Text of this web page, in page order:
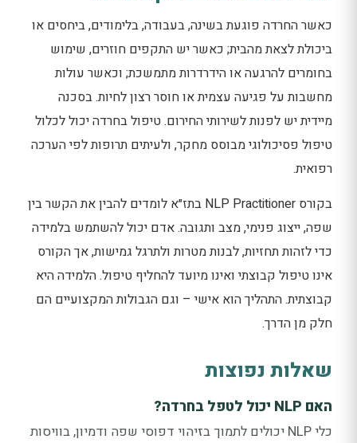
כאשר החרדה פוגעת בשינה, בעבודה, בלימודים, ביחסים או
ביכולת לצאת מהבית; כאשר יש התקפים חוזרים, שימוש
בחומרים להרגעה או הידרדרות מתמשכת; וכאשר עולות
מחשבות על פגיעה עצמית או חוסר רצון לחיות. בסכנה
מיידית יש לפנות לשירותי החירום. טיפול בחרדה יכול לכלול
טיפול פסיכולוגי מבוסס מחקר, ולעיתים תרופות לפי הערכה
רפואית.
בקורס NLP Practitioner בתז״א לומדים להבין את הקשר בין
שפה, ייצוג פנימי, מצב ותגובה. אדם יכול להשתמש בלמידה
כדי לזהות תחזיות, לבנות מטרות ולתרגל גמישות, אך הקורס
אינו טיפול קבוצתי ואינו מיועד להחליף טיפול. הלמידה היא
קבוצתית. התהליך הוא אישי – וגם הגבולות המקצועיים הם
חלק מן הדרך.
שאלות נפוצות
האם NLP יכול לטפל בחרדה?
כלי NLP יכולים לתמוך בזיהוי דפוסי שפה ודמיון, בוויסות